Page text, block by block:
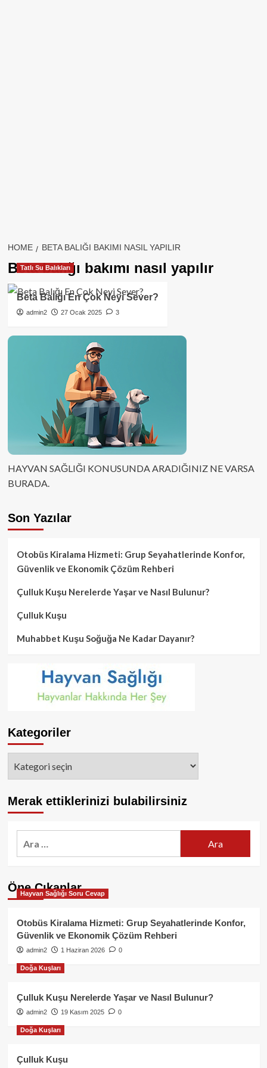
HOME BETA BALIĞI BAKIMI NASIL YAPILIR
Beta balığı bakımı nasıl yapılır
Tatlı Su Balıkları
Beta Balığı En Çok Neyi Sever?
admin2 27 Ocak 2025 3
HAYVAN SAĞLIĞI KONUSUNDA ARADIĞINIZ NE VARSA
BURADA.
Son Yazılar
Otobüs Kiralama Hizmeti: Grup Seyahatlerinde Konfor,
Güvenlik ve Ekonomik Çözüm Rehberi
Çulluk Kuşu Nerelerde Yaşar ve Nasıl Bulunur?
Çulluk Kuşu
Muhabbet Kuşu Soğuğa Ne Kadar Dayanır?
Kategoriler
Merak ettiklerinizi bulabilirsiniz
Öne Çıkanlar
Hayvan Sağlığı Soru Cevap
Otobüs Kiralama Hizmeti: Grup Seyahatlerinde Konfor,
Güvenlik ve Ekonomik Çözüm Rehberi
admin2 1 Haziran 2026 0
Doğa Kuşları
Çulluk Kuşu Nerelerde Yaşar ve Nasıl Bulunur?
admin2 19 Kasım 2025 0
Doğa Kuşları
Çulluk Kuşu